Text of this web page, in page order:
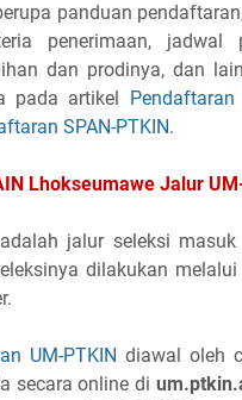
panduan
penerimaan, jadwal
dan prodinya, dan
pada artikel
Pendaftaran
SPAN-PTKIN.
Lhokseumawe Jalur
jalur seleksi
dilakukan
UM-PTKIN diawal oleh
secara online di